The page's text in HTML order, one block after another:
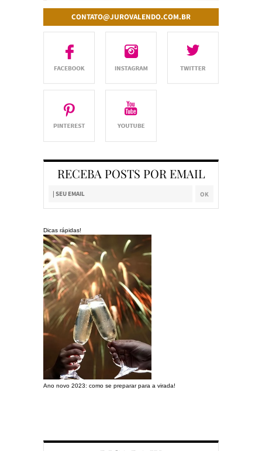
CONTATO@JUROVALENDO.COM.BR
RECEBA POSTS POR EMAIL
Dicas rápidas!
Ano novo 2023: como se preparar para a virada!